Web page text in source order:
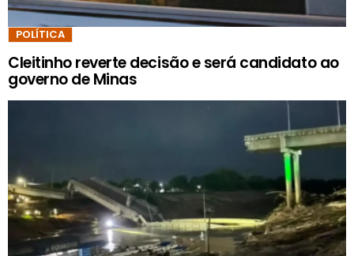
POLÍTICA
Cleitinho reverte decisão e será candidato ao
governo de Minas